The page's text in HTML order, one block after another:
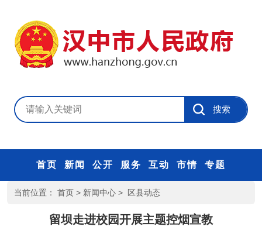
首页 新闻 公开 服务 互动 市情 专题
当前位置： 首页 > 新闻中心 > 区县动态
留坝走进校园开展主题控烟宣教